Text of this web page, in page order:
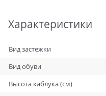
Характеристики
Вид застежки
Вид обуви
Высота каблука (см)